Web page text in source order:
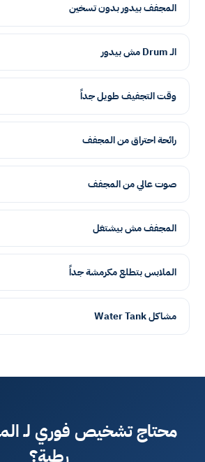
المجفف بيدور بدون تسخين
الـ Drum مش بيدور
وقت التجفيف طويل جداً
رائحة احتراق من المجفف
صوت عالي من المجفف
المجفف مش بيشتغل
الملابس بتطلع مكرمشة جداً
مشاكل Water Tank
محتاج تشخيص فوري لـ
رطبة؟